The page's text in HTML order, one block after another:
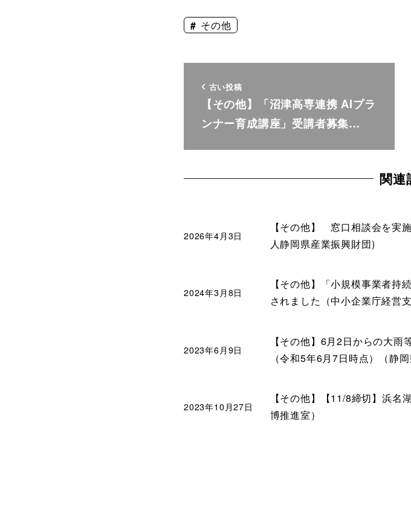
その他
古い投稿
【その他】「沼津高専連携 AIプラ
ンナー育成講座」受講者募集…
関連
【その他】 窓口相談会を実
人静岡県産業振興財団)
2026年4月3日
【その他】「小規模事業者
されました（中小企業庁経営
2024年3月8日
【その他】6月2日からの大雨
（令和5年6月7日時点）（静岡
2023年6月9日
【その他】【11/8締切】浜
博推進室）
2023年10月27日